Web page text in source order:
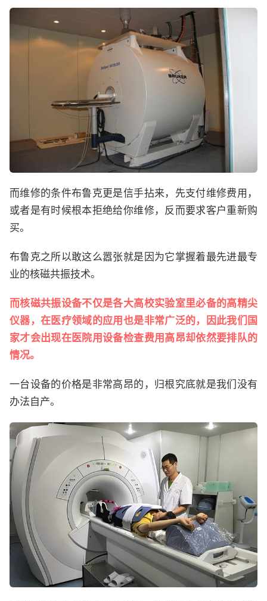
而维修的条件布鲁克更是信手拈来，先支付维修费用，
或者是有时候根本拒绝给你维修，反而要求客户重新购
买。
布鲁克之所以敢这么嚣张就是因为它掌握着最先进最专
业的核磁共振技术。
而核磁共振设备不仅是各大高校实验室里必备的高精尖
仪器，在医疗领域的应用也是非常广泛的，因此我们国
家才会出现在医院用设备检查费用高昂却依然要排队的
情况。
一台设备的价格是非常高昂的，归根究底就是我们没有
办法自产。